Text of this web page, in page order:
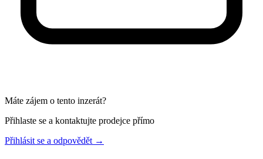
Máte zájem o tento inzerát?
Přihlaste se a kontaktujte prodejce přímo
Přihlásit se a odpovědět →